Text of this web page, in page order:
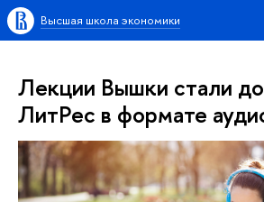
Высшая школа экономики
Лекции Вышки стали
ЛитРес в формате